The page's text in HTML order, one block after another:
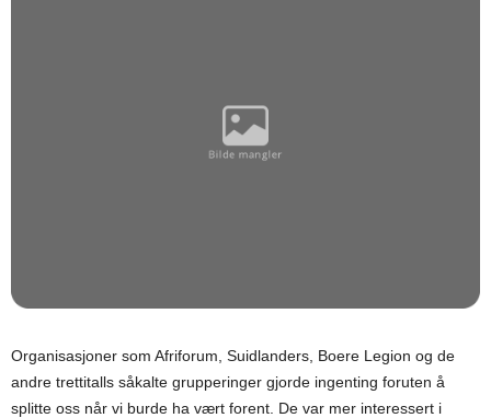
Organisasjoner som Afriforum, Suidlanders, Boere Legion og de
andre trettitalls såkalte grupperinger gjorde ingenting foruten å
splitte oss når vi burde ha vært forent. De var mer interessert i